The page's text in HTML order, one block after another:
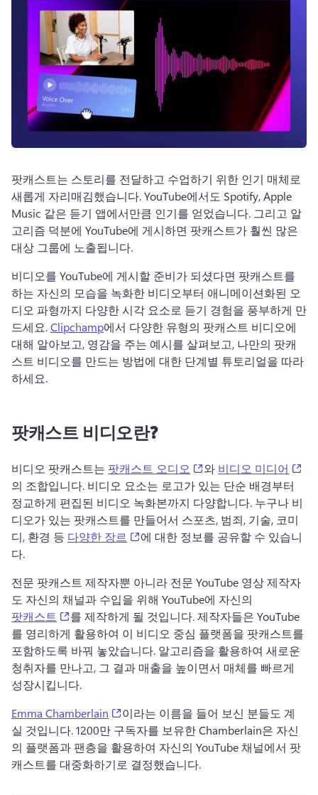
팟캐스트는 스토리를 전달하고 수업하기 위한 인기 매체로
새롭게 자리매김했습니다. YouTube에서도 Spotify, Apple
Music 같은 듣기 앱에서만큼 인기를 얻었습니다. 그리고 알
고리즘 덕분에 YouTube에 게시하면 팟캐스트가 훨씬 많은
대상 그룹에 노출됩니다.
비디오를 YouTube에 게시할 준비가 되셨다면 팟캐스트를
하는 자신의 모습을 녹화한 비디오부터 애니메이션화된 오
디오 파형까지 다양한 시각 요소로 듣기 경험을 풍부하게 만
드세요. Clipchamp에서 다양한 유형의 팟캐스트 비디오에
대해 알아보고, 영감을 주는 예시를 살펴보고, 나만의 팟캐
스트 비디오를 만드는 방법에 대한 단계별 튜토리얼을 따라
하세요.
팟캐스트 비디오란?
비디오 팟캐스트는 팟캐스트 오디오 (opens in a new tab)
와 비디오 미디어
의 조합입니다. 비디오 요소는 로고가 있는 단순 배경부터
정교하게 편집된 비디오 녹화본까지 다양합니다. 누구나 비
디오가 있는 팟캐스트를 만들어서 스포츠, 범죄, 기술, 코미
디, 환경 등 다양한 장르 (opens in a new tab)
에 대한 정보를 공유할 수 있습니
다.
전문 팟캐스트 제작자뿐 아니라 전문 YouTube 영상 제작자
도 자신의 채널과 수입을 위해 YouTube에 자신의
팟캐스트
(opens in a new tab)
를 제작하게 될 것입니다. 제작자들은 YouTube
를 영리하게 활용하여 이 비디오 중심 플랫폼을 팟캐스트를
포함하도록 바꿔 놓았습니다. 알고리즘을 활용하여 새로운
청취자를 만나고, 그 결과 매출을 높이면서 매체를 빠르게
성장시킵니다.
Emma Chamberlain
(opens in a new tab)
이라는 이름을 들어 보신 분들도 계
실 것입니다. 1200만 구독자를 보유한 Chamberlain은 자신
의 플랫폼과 팬층을 활용하여 자신의 YouTube 채널에서 팟
캐스트를 대중화하기로 결정했습니다.